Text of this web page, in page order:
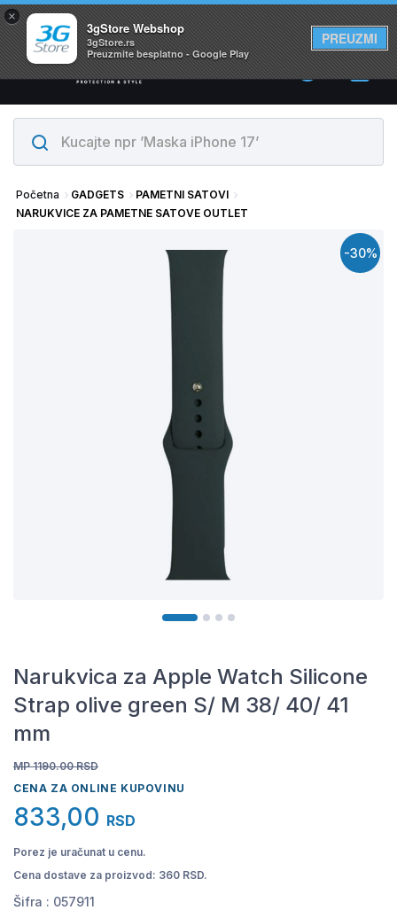
×
3gStore Webshop
3gStore.rs
Preuzmite besplatno - Google Play
PREUZMI
Svi proizvodi su na lageru. Slanje istog dana!
0
Početna GADGETS
PAMETNI SATOVI
NARUKVICE ZA PAMETNE SATOVE OUTLET
-30%
Narukvica za Apple Watch Silicone
Strap olive green S/ M 38/ 40/ 41
mm
MP 1190.00 RSD
CENA ZA ONLINE KUPOVINU
833,00 RSD
Porez je uračunat u cenu.
Cena dostave za proizvod: 360 RSD.
Šifra : 057911